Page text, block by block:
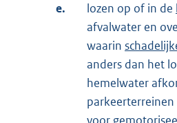
e.
lozen op of in de
afvalwater en
waarin
anders dan het
hemelwater